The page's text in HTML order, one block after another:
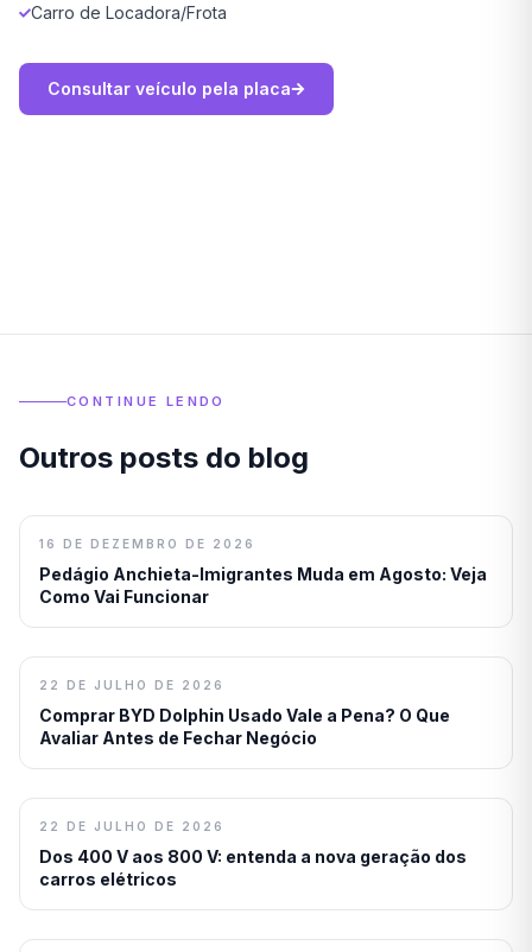
Carro de Locadora/Frota
Consultar veículo pela placa
CONTINUE LENDO
Outros posts do blog
16 DE DEZEMBRO DE 2026
Pedágio Anchieta-Imigrantes Muda em Agosto: Veja
Como Vai Funcionar
22 DE JULHO DE 2026
Comprar BYD Dolphin Usado Vale a Pena? O Que
Avaliar Antes de Fechar Negócio
22 DE JULHO DE 2026
Dos 400 V aos 800 V: entenda a nova geração dos
carros elétricos